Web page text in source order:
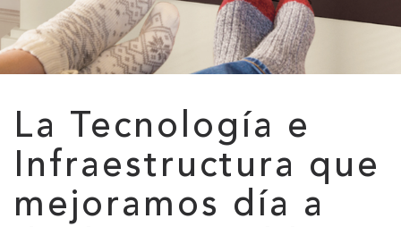
La Tecnología e
Infraestructura que
mejoramos día a